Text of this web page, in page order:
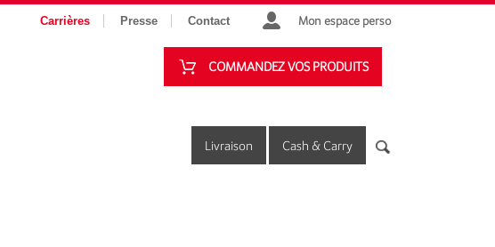
Carrières Presse Contact Mon espace perso
COMMANDEZ VOS PRODUITS
Livraison Cash & Carry